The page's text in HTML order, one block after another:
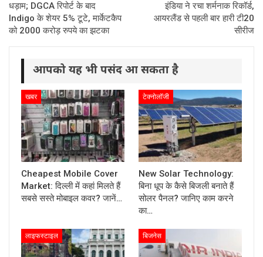
धड़ाम; DGCA रिपोर्ट के बाद
Indigo के शेयर 5% टूटे, मार्केटकैप
को 2000 करोड़ रुपये का झटका
इंडिया ने रचा शर्मनाक रिकॉर्ड,
आयरलैंड से पहली बार हारी टी20
सीरीज
आपको यह भी पसंद आ सकता है
खबर
Cheapest Mobile Cover
Market: दिल्ली में कहां मिलते हैं
सबसे सस्ते मोबाइल कवर? जानें…
टेक्नोलॉजी
New Solar Technology:
बिना धूप के कैसे बिजली बनाते हैं
सोलर पैनल? जानिए काम करने
का…
लाइफस्टाइल बिजनेस